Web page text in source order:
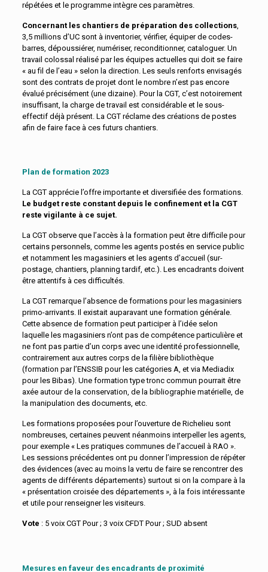
répétées et le programme intègre ces paramètres.
Concernant les chantiers de préparation des collections,
3,5 millions d’UC sont à inventorier, vérifier, équiper de codes-
barres, dépoussiérer, numériser, reconditionner, cataloguer. Un
travail colossal réalisé par les équipes actuelles qui doit se faire
« au fil de l’eau » selon la direction. Les seuls renforts envisagés
sont des contrats de projet dont le nombre n’est pas encore
évalué précisément (une dizaine). Pour la CGT, c’est notoirement
insuffisant, la charge de travail est considérable et le sous-
effectif déjà présent. La CGT réclame des créations de postes
afin de faire face à ces futurs chantiers.
Plan de formation 2023
La CGT apprécie l’offre importante et diversifiée des formations.
Le budget reste constant depuis le confinement et la CGT
reste vigilante à ce sujet.
La CGT observe que l’accès à la formation peut être difficile pour
certains personnels, comme les agents postés en service public
et notamment les magasiniers et les agents d’accueil (sur-
postage, chantiers, planning tardif, etc.). Les encadrants doivent
être attentifs à ces difficultés.
La CGT remarque l’absence de formations pour les magasiniers
primo-arrivants. Il existait auparavant une formation générale.
Cette absence de formation peut participer à l’idée selon
laquelle les magasiniers n’ont pas de compétence particulière et
ne font pas partie d’un corps avec une identité professionnelle,
contrairement aux autres corps de la filière bibliothèque
(formation par l’ENSSIB pour les catégories A, et via Mediadix
pour les Bibas). Une formation type tronc commun pourrait être
axée autour de la conservation, de la bibliographie matérielle, de
la manipulation des documents, etc.
Les formations proposées pour l’ouverture de Richelieu sont
nombreuses, certaines peuvent néanmoins interpeller les agents,
pour exemple « Les pratiques communes de l’accueil à RAO ».
Les sessions précédentes ont pu donner l’impression de répéter
des évidences (avec au moins la vertu de faire se rencontrer des
agents de différents départements) surtout si on la compare à la
« présentation croisée des départements », à la fois intéressante
et utile pour renseigner les visiteurs.
Vote : 5 voix CGT Pour ; 3 voix CFDT Pour ; SUD absent
Mesures en faveur des encadrants de proximité